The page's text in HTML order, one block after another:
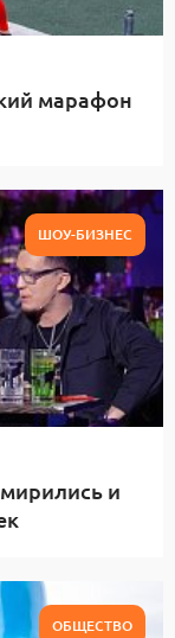
марафон
ШОУ-БИЗНЕС
и
ОБЩЕСТВО